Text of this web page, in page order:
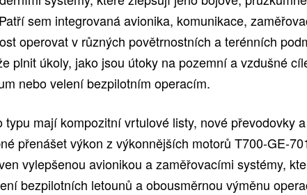
sem integrovaná avionika, komunikace,
operovat v různých povětrnostních a terénních
plnit úkoly, jako jsou útoky na pozemní a vzdušné
nebo velení bezpilotním operacím.
typu mají kompozitní vrtulové listy, nové převodovky
přenášet výkon z výkonnějších motorů T700-GE-
vylepšenou avionikou a zaměřovacími systémy,
bezpilotních letounů a obousměrnou výměnu